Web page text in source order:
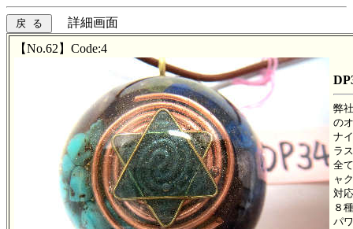
詳細画面
【No.62】Code:4
弊
の
ナ
ラ
全
ャ
対
８
パ